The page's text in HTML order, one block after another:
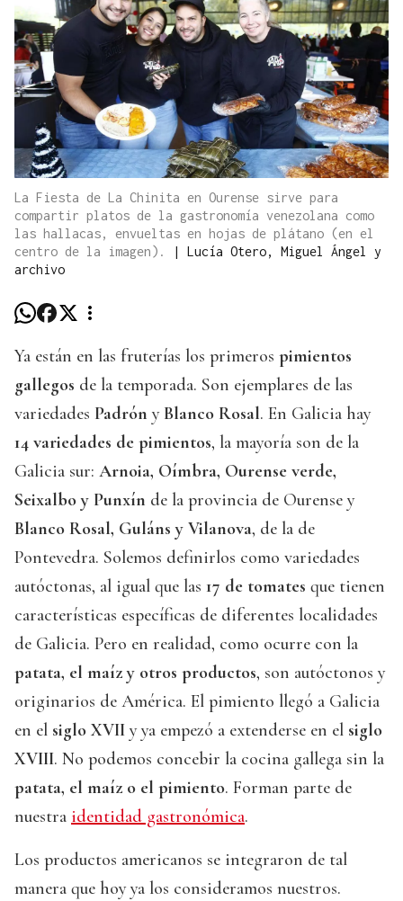
La Fiesta de La Chinita en Ourense sirve para
compartir platos de la gastronomía venezolana como
las hallacas, envueltas en hojas de plátano (en el
centro de la imagen).
| Lucía Otero, Miguel Ángel y
archivo
Ya están en las fruterías los primeros pimientos
gallegos de la temporada. Son ejemplares de las
variedades Padrón yBlanco Rosal. En Galicia hay
14 variedades de pimientos, la mayoría son de la
Galicia sur: Arnoia, Oímbra, Ourense verde,
Seixalbo y Punxín de la provincia de Ourense y
Blanco Rosal, Guláns y Vilanova, de la de
Pontevedra. Solemos definirlos como variedades
autóctonas, al igual que las 17 de tomates que tienen
características específicas de diferentes localidades
de Galicia. Pero en realidad, como ocurre con la
patata, el maíz y otros productos, son autóctonos y
originarios de América. El pimiento llegó a Galicia
en el siglo XVII y ya empezó a extenderse en el siglo
XVIII. No podemos concebir la cocina gallega sin la
patata, el maíz o el pimiento. Forman parte de
nuestra identidad gastronómica.
Los productos americanos se integraron de tal
manera que hoy ya los consideramos nuestros.